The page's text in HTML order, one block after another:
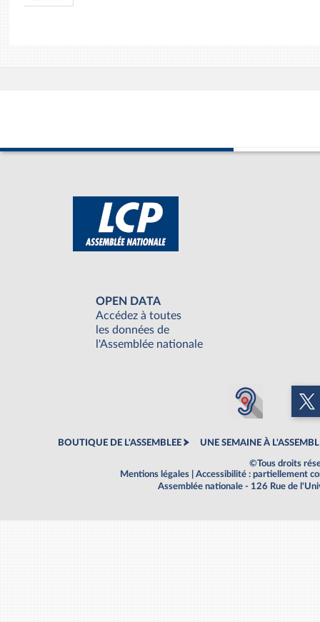
OPEN DATA
Accédez à toutes
les données de
l'Assemblée nationale
BOUTIQUE DE L'ASSEMBLEE UNE SEMAINE À
©Tous droits
Mentions légales
Accessibilité : partiellement
Assemblée nationale - 126 Rue de